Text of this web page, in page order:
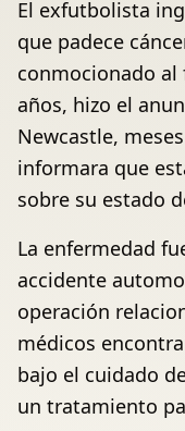
El exfutbolista
que padece
conmocionado al
años, hizo el
Newcastle,
informara que
sobre su estado
La enfermedad
accidente
operación
médicos
bajo el cuidado
un tratamiento